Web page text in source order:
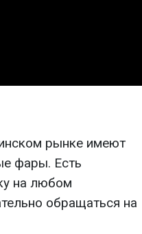
рынке имеют
фары. Есть
на любом
обращаться на